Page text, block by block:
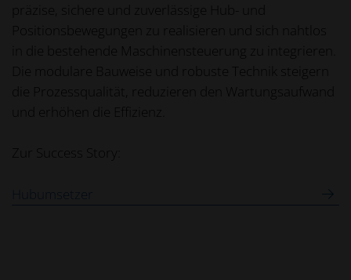
präzise, sichere und zuverlässige Hub- und
Positionsbewegungen zu realisieren und sich nahtlos
in die bestehende Maschinensteuerung zu integrieren.
Die modulare Bauweise und robuste Technik steigern
die Prozessqualität, reduzieren den Wartungsaufwand
und erhöhen die Effizienz.
Zur Success Story:
Hubumsetzer